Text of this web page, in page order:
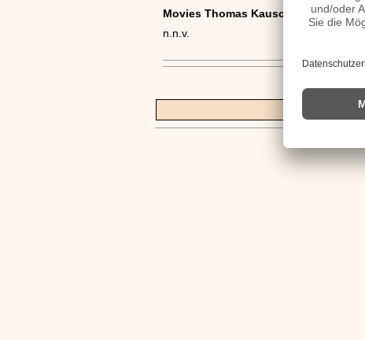
Movies Thomas Kausch Filme
n.n.v.